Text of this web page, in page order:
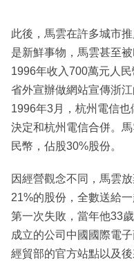
此後，馬雲在許多城市
是新鮮事物，馬雲甚至
1996年收入700萬元人
省外宣辦做網站宣傳浙
1996年3月，杭州電信
決定和杭州電信合併。
民幣，佔股30%股份。
因經營觀念不同，馬雲
21%的股份，全數送給
第一次失敗，當年他33
成立的公司中國國際電
經貿部的官方站點以及